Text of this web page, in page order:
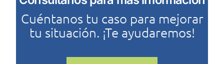
Cuéntanos tu caso para mejorar
tu situación. ¡Te ayudaremos!